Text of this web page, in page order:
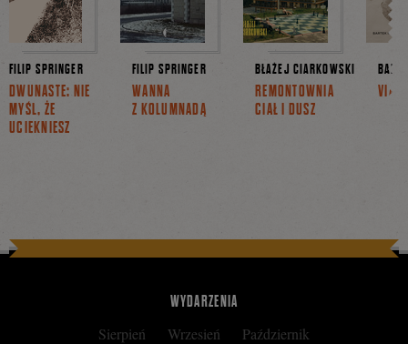
FILIP SPRINGER
DWUNASTE: NIE
MYŚL, ŻE
UCIEKNIESZ
FILIP SPRINGER
WANNA
Z KOLUMNADĄ
BŁAŻEJ CIARKOWSKI
REMONTOWNIA
CIAŁ I DUSZ
VIA
WYDARZENIA
Sierpień Wrzesień Październik